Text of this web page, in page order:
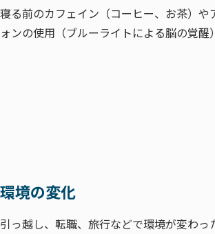
寝る前のカフェイン（コーヒー、お茶）
ォンの使用（ブルーライトによる脳の覚醒
環境の変化
引っ越し、転職、旅行などで環境が変わ